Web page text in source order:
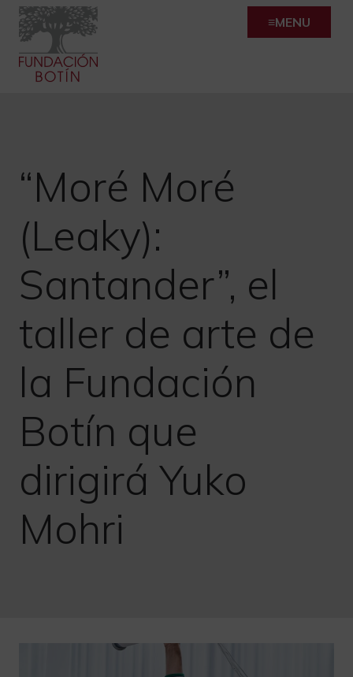
Skip
content
MENU
“Moré Moré
(Leaky):
Santander”, el
taller de arte de
la Fundación
Botín que
dirigirá Yuko
Mohri